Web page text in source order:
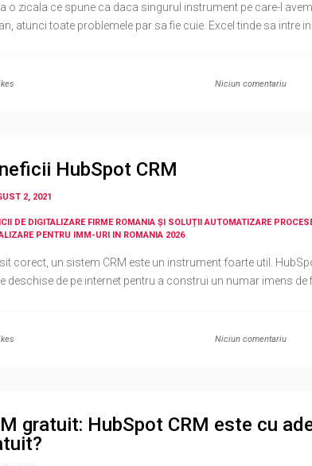
o zicala ce spune ca daca singurul instrument pe care-l
atunci toate problemele par sa fie cuie. Excel tinde sa intre in
Niciun comentariu
HubSpot CRM
2, 2021
DE DIGITALIZARE FIRME ROMANIA ȘI SOLUȚII AUTOMATIZARE
PENTRU IMM-URI IN ROMANIA 2026
corect, un sistem CRM este un instrument foarte util.
deschise de pe internet pentru a construi un numar imens de
Niciun comentariu
gratuit: HubSpot CRM este cu